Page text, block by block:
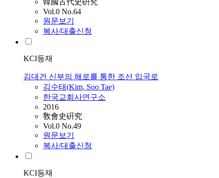
韓國古代史硏究
Vol.0 No.64
원문보기
복사/대출신청
KCI등재
김대건 신부의 해로를 통한 조선 입국로
김수태(Kim, Soo Tae)
한국교회사연구소
2016
敎會史硏究
Vol.0 No.49
원문보기
복사/대출신청
KCI등재